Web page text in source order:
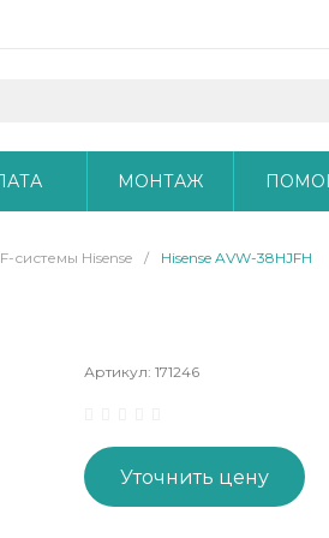
МОНТАЖ
системы Hisense / Hisense AVW-38HJFH
Артикул: 171246
Уточнить цену